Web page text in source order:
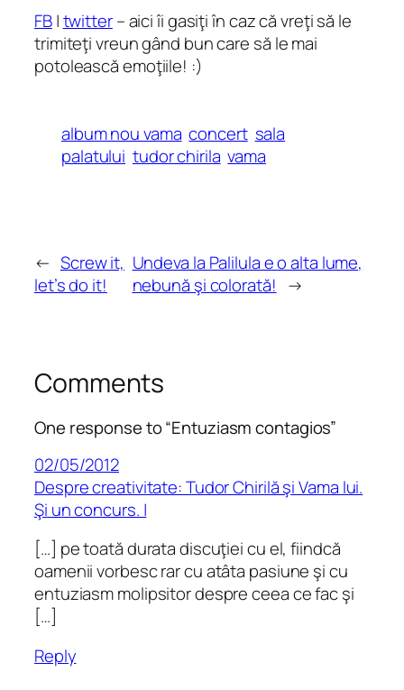
FB|twitter– aici îi gasiţi în caz că vreţi să le
trimiteţi vreun gând bun care să le mai
potolească emoţiile! :)
album nou vama concert sala
palatului tudor chirila vama
← Screw it,
let’s do it!
Undeva la Palilula e o alta lume,
nebună şi colorată! →
Comments
One response to “Entuziasm contagios”
02/05/2012
Despre creativitate: Tudor Chirilă şi Vama lui.
Şi un concurs. |
[…] pe toată durata discuţiei cu el, fiindcă
oamenii vorbesc rar cu atâta pasiune şi cu
entuziasm molipsitor despre ceea ce fac şi
[…]
Reply